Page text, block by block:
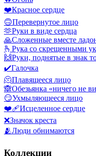
❤️Красное сердце
🙃Перевернутое лицо
🫶Руки в виде сердца
🙏Сложенные вместе
🫰 Рука со скрещенными
🙌Руки, поднятые в знак
✔️Галочка
🫠Плавящееся лицо
🙈Обезьянка «ничего не
😏Ухмыляющееся лицо
❤️‍🩹Исцеленное сердце
❌Значок креста
🫂Люди обнимаются
Коллекции